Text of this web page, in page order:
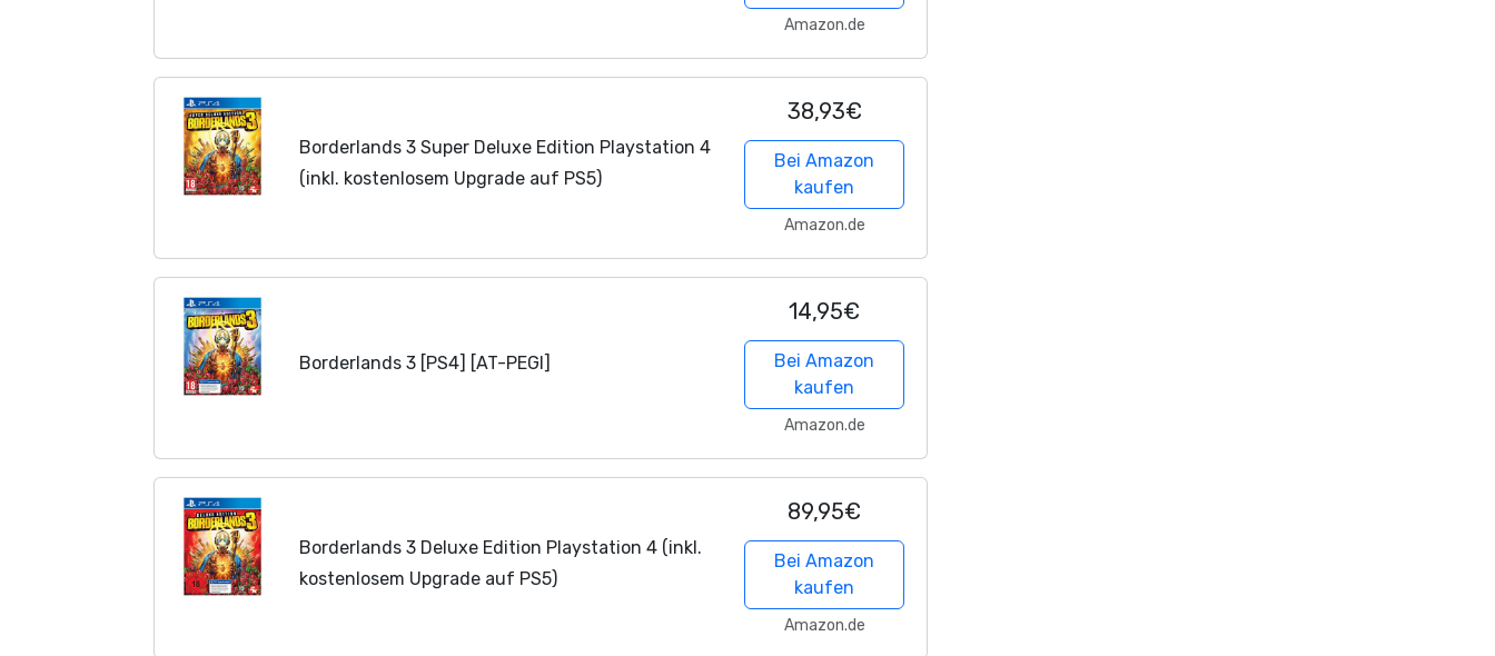
Amazon.de
Borderlands 3 Super Deluxe Edition Playstation 4
(inkl. kostenlosem Upgrade auf PS5)
38,93€
Bei Amazon
kaufen
Amazon.de
Borderlands 3 [PS4] [AT-PEGI]
14,95€
Bei Amazon
kaufen
Amazon.de
Borderlands 3 Deluxe Edition Playstation 4 (inkl.
kostenlosem Upgrade auf PS5)
89,95€
Bei Amazon
kaufen
Amazon.de